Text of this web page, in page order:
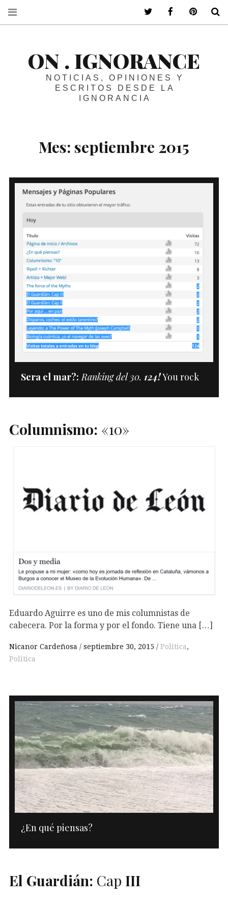
ON . IGNORANCE
NOTICIAS, OPINIONES Y
ESCRITOS DESDE LA
IGNORANCIA
Mes: septiembre 2015
Sera el mar?: Ranking del 30. 124!You rock
Columnismo: «10»
Eduardo Aguirre es uno de mis columnistas de
cabecera. Por la forma y por el fondo. Tiene una […]
Nicanor Cardeñosa septiembre 30, 2015 Politica,
Política
¿En qué piensas?
El Guardián: Cap III
ir a mi twitterir a mi facebook
ir a mi